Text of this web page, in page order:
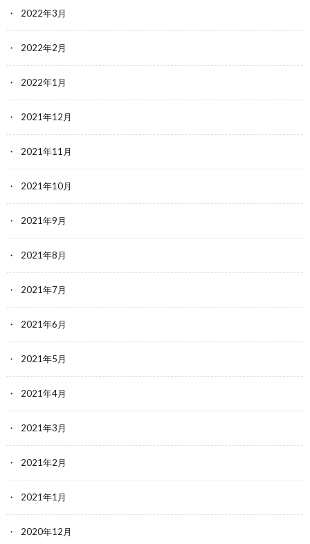
2022年3月
2022年2月
2022年1月
2021年12月
2021年11月
2021年10月
2021年9月
2021年8月
2021年7月
2021年6月
2021年5月
2021年4月
2021年3月
2021年2月
2021年1月
2020年12月